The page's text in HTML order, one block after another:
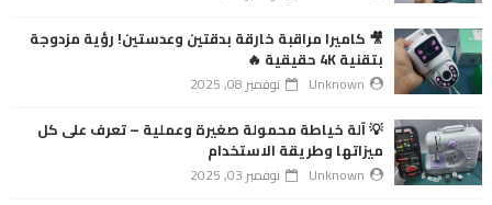
🎥 كاميرا مراقبة خارقة بدقتين وعدستين! رؤية مزدوجة
بتقنية 4K حقيقية 🔥
Unknown نوفمبر 08, 2025
💡 آلة خياطة محمولة صغيرة وعملية – تعرف على كل
ميزاتها وطريقة الاستخدام
Unknown نوفمبر 03, 2025